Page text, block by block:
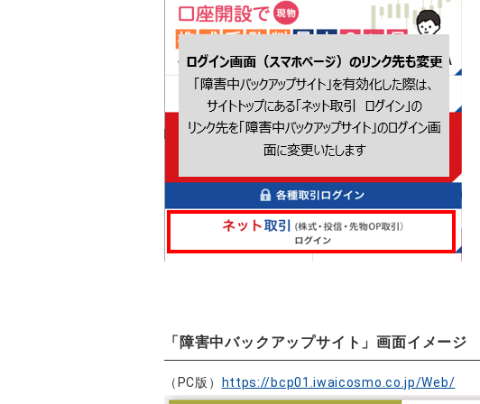
「障害中バックアップサイト」画面イメージ
（PC版） https://bcp01.iwaicosmo.co.jp/Web/